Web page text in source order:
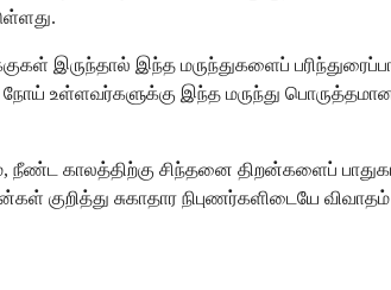
இருந்தால் இந்த மருந்துகளைப்
உள்ளவர்களுக்கு இந்த மருந்து
நீண்ட காலத்திற்கு சிந்தனை திறன்களைப்
குறித்து சுகாதார நிபுணர்களிடையே